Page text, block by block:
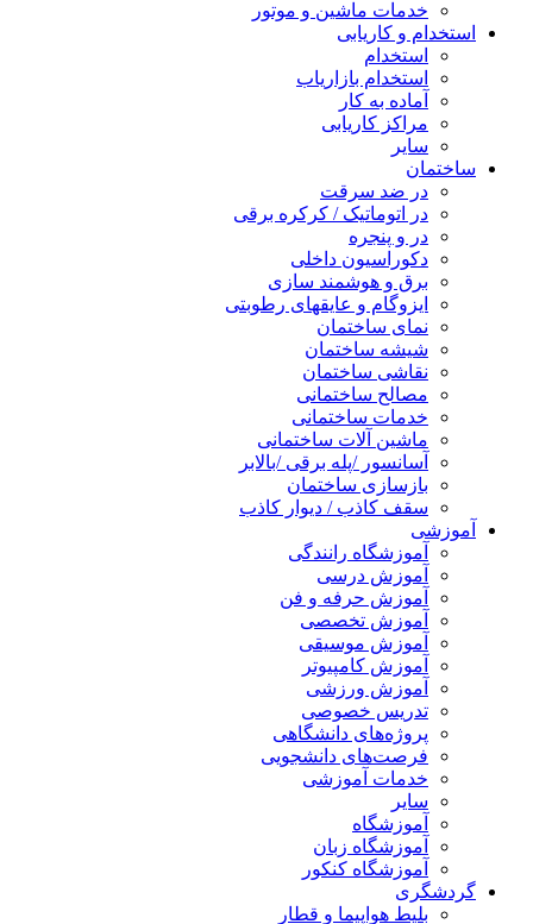
خدمات ماشین و موتور
استخدام و کاریابی
استخدام
استخدام بازاریاب
آماده به کار
مراکز کاریابی
سایر
ساختمان
در ضد سرقت
در اتوماتیک / کرکره برقی
در و پنجره
دکوراسیون داخلی
برق و هوشمند سازی
ایزوگام و عایقهای رطوبتی
نمای ساختمان
شیشه ساختمان
نقاشی ساختمان
مصالح ساختمانی
خدمات ساختمانی
ماشین آلات ساختمانی
آسانسور /پله برقی /بالابر
بازسازی ساختمان
سقف کاذب / دیوار کاذب
آموزشی
آموزشگاه رانندگی
آموزش درسی
آموزش حرفه و فن
آموزش تخصصی
آموزش موسیقی
آموزش کامپیوتر
آموزش ورزشی
تدریس خصوصی
پروژه‌های دانشگاهی
فرصت‌های دانشجویی
خدمات آموزشی
سایر
آموزشگاه
آموزشگاه زبان
آموزشگاه کنکور
گردشگری
بلیط هواپیما و قطار